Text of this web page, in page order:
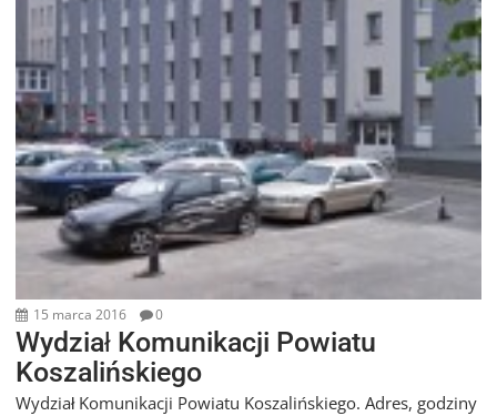
15 marca 2016 0
Wydział Komunikacji Powiatu
Koszalińskiego
Wydział Komunikacji Powiatu Koszalińskiego. Adres, godziny